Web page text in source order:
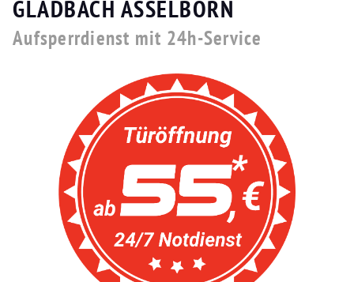
GLADBACH ASSELBORN
Aufsperrdienst mit 24h-Service